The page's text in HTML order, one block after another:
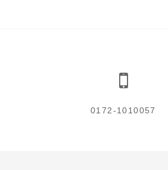
0172-1010057